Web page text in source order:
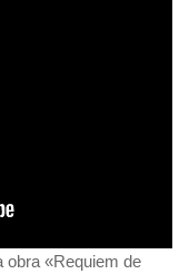
obra «Requiem de